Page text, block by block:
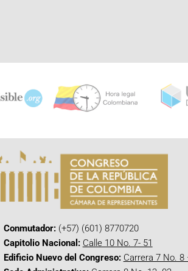
Conmutador:(+57) (601) 8770720
Capitolio Nacional: Calle 10 No. 7- 51
Edificio Nuevo del Congreso: Carrera 7 No. 8